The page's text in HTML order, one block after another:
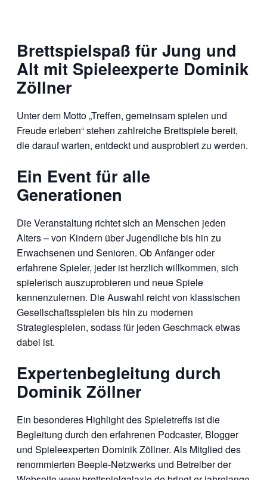
Brettspielspaß für Jung und
Alt mit Spieleexperte Dominik
Zöllner
Unter dem Motto „Treffen, gemeinsam spielen und
Freude erleben“ stehen zahlreiche Brettspiele bereit,
die darauf warten, entdeckt und ausprobiert zu werden.
Ein Event für alle
Generationen
Die Veranstaltung richtet sich an Menschen jeden
Alters – von Kindern über Jugendliche bis hin zu
Erwachsenen und Senioren. Ob Anfänger oder
erfahrene Spieler, jeder ist herzlich willkommen, sich
spielerisch auszuprobieren und neue Spiele
kennenzulernen. Die Auswahl reicht von klassischen
Gesellschaftsspielen bis hin zu modernen
Strategiespielen, sodass für jeden Geschmack etwas
dabei ist.
Expertenbegleitung durch
Dominik Zöllner
Ein besonderes Highlight des Spieletreffs ist die
Begleitung durch den erfahrenen Podcaster, Blogger
und Spieleexperten Dominik Zöllner. Als Mitglied des
renommierten Beeple-Netzwerks und Betreiber der